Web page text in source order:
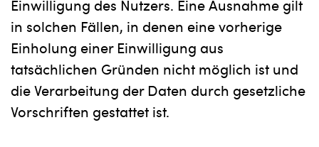
Einwilligung des Nutzers. Eine Ausnahme gilt
in solchen Fällen, in denen eine vorherige
Einholung einer Einwilligung aus
tatsächlichen Gründen nicht möglich ist und
die Verarbeitung der Daten durch gesetzliche
Vorschriften gestattet ist.